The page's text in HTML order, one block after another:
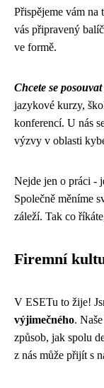
Přispějeme vám
vás připravený
ve formě.
Chcete se
jazykové kurzy,
konferencí. U nás
výzvy v oblasti
Nejde jen o práci -
Společně měníme
záleží. Tak co
Firemní
V ESETu to žije!
výjimečného.
způsob, jak spolu
z nás může přijít s